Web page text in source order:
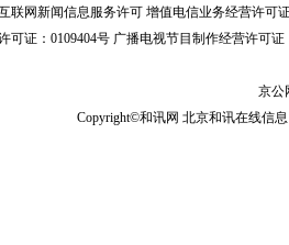
联网新闻信息服务许可 增值电信业务经营许可
可证：0109404号 广播电视节目制作经营许可证
京公
Copyright©和讯网 北京和讯在线信